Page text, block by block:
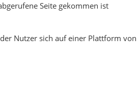
Seite gekommen ist
Nutzer sich auf einer Plattform von